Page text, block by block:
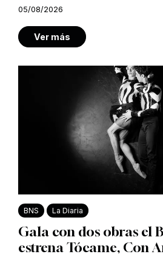
05/08/2026
Ver más
BNS La Diaria
Gala con dos obras el
estrena Tócame, Con